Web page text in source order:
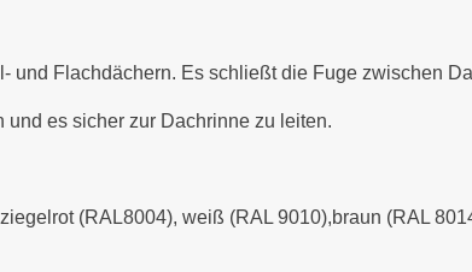
Flachdächern. Es schließt die Fuge zwischen
es sicher zur Dachrinne zu leiten.
(RAL8004), weiß (RAL 9010),braun (RAL